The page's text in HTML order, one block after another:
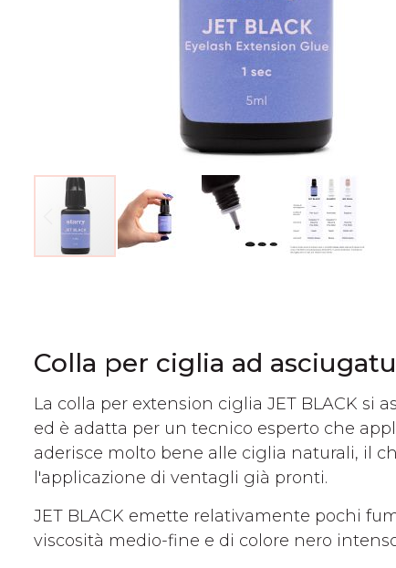
di
immagini
Colla per ciglia ad
La colla per extension ciglia JET BLACK si
ed è adatta per un tecnico esperto che
aderisce molto bene alle ciglia naturali, il
l'applicazione di ventagli già pronti.
JET BLACK emette relativamente pochi
viscosità medio-fine e di colore nero